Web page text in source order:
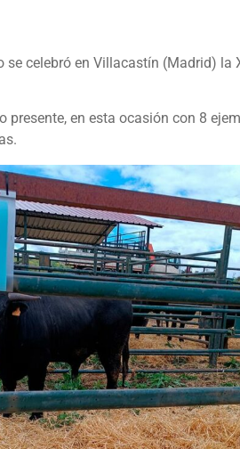
celebró en Villacastín (Madrid) la
presente, en esta ocasión con 8